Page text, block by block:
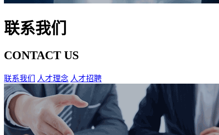
联系我们
CONTACT US
联系我们 人才理念 人才招聘